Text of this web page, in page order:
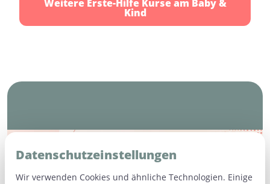
Weitere Erste-Hilfe Kurse am Baby &
Kind
Häufige Fragen (FAQ)
Datenschutzeinstellungen
Wir verwenden Cookies und ähnliche Technologien. Einige